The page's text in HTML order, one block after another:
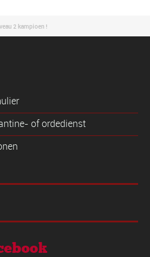
2 kampioen !
of ordedienst